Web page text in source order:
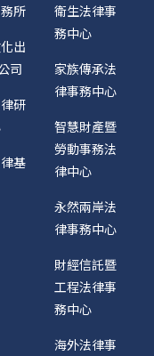
所
出
司
研
基
衛生法律事
務中心
家族傳承法
律事務中心
智慧財產暨
勞動事務法
律中心
永然兩岸法
律事務中心
財經信託暨
工程法律事
務中心
海外法律事